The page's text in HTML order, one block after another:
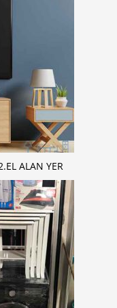
ALAN YER